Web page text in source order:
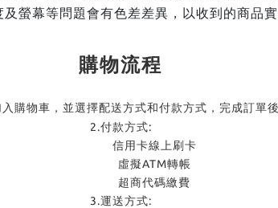
螢幕等問題會有色差差異，以收到的商品實
購物流程
購物車，並選擇配送方式和付款方式，完成訂單
2.付款方式:
信用卡線上刷卡
虛擬ATM轉帳
超商代碼繳費
3.運送方式: